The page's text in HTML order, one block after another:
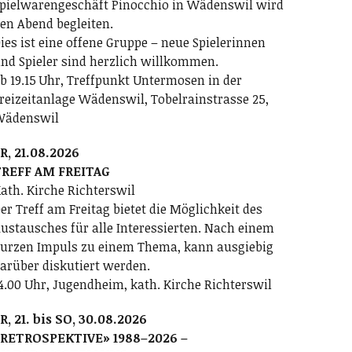
Pinocchio in Wädenswil wird
Abend begleiten.
ist eine offene Gruppe – neue Spielerinnen
Spieler sind herzlich willkommen.
19.15 Uhr, Treffpunkt Untermosen in der
Wädenswil, Tobelrainstrasse 25,
21.08.2026
AM FREITAG
Kirche Richterswil
Treff am Freitag bietet die Möglichkeit des
für alle Interessierten. Nach einem
Impuls zu einem Thema, kann ausgiebig
diskutiert werden.
Uhr, Jugendheim, kath. Kirche Richterswil
21. bis SO, 30.08.2026
1988–2026 –